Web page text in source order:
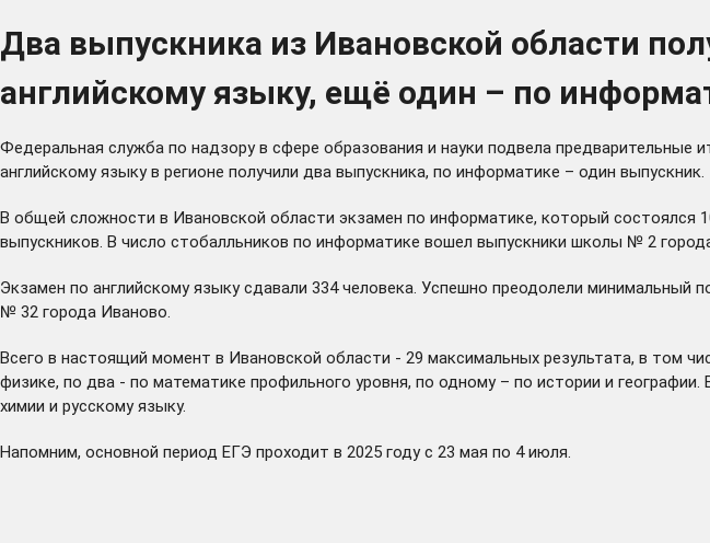
Два выпускника из Ивановской области
английскому языку, ещё один – по
Федеральная служба по надзору в сфере образования и науки подвела
английскому языку в регионе получили два выпускника, по информатике – один выпускник.
В общей сложности в Ивановской области экзамен по информатике, который состоялся
выпускников. В число стобалльников по информатике вошел выпускники школы № 2
Экзамен по английскому языку сдавали 334 человека. Успешно преодолели минимальный
№ 32 города Иваново.
Всего в настоящий момент в Ивановской области - 29 максимальных результата, в том
физике, по два - по математике профильного уровня, по одному – по истории и
химии и русскому языку.
Напомним, основной период ЕГЭ проходит в 2025 году с 23 мая по 4 июля.